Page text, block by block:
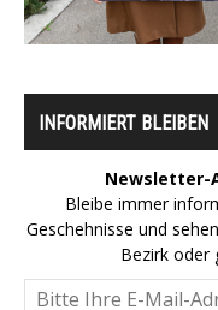
INFORMIERT BLEIBEN
Newsletter-
Bleibe immer
Geschehnisse und
Bezirk oder